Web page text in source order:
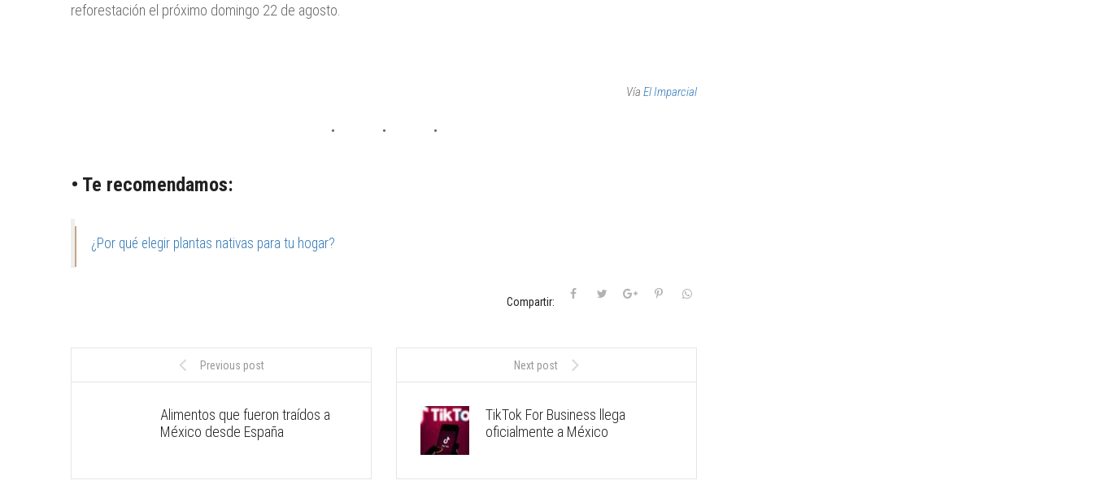
reforestación el próximo domingo 22 de agosto.
Vía El Imparcial
• Te recomendamos:
¿Por qué elegir plantas nativas para tu hogar?
Compartir:
Previous post
Alimentos que fueron traídos a
México desde España
Next post
TikTok For Business llega
oficialmente a México